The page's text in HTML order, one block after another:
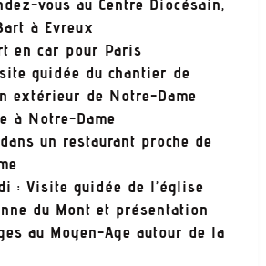
vous au Centre Diocésain,
à Evreux
en car pour Paris
guidée du chantier de
extérieur de Notre-Dame
à Notre-Dame
un restaurant proche de
: Visite guidée de l’église
du Mont et présentation
au Moyen-Age autour de la